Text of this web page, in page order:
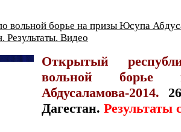
вольной борье на призы Юсупа
Результаты. Видео
Открытый
вольной
Абдусаламова-2014.
Дагестан. Результаты